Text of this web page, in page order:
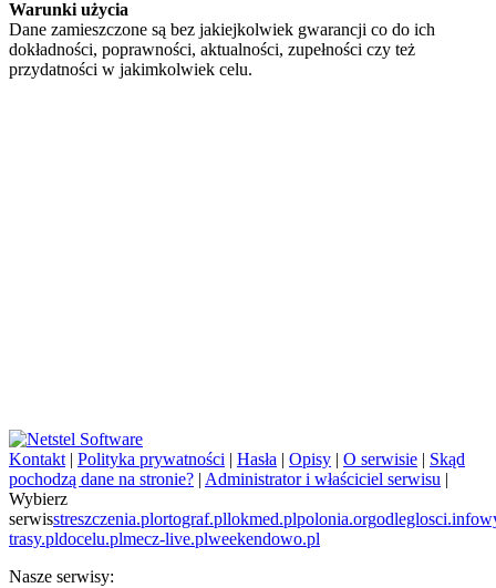
Warunki użycia
Dane zamieszczone są bez jakiejkolwiek gwarancji co do ich
dokładności, poprawności, aktualności, zupełności czy też
przydatności w jakimkolwiek celu.
Kontakt | Polityka prywatności | Hasła | Opisy | O serwisie | Skąd
pochodzą dane na stronie? | Administrator i właściciel serwisu |
Wybierz
serwisstreszczenia.plortograf.pllokmed.plpolonia.orgodleglosci.info
trasy.pldocelu.plmecz-live.plweekendowo.pl
Nasze serwisy: